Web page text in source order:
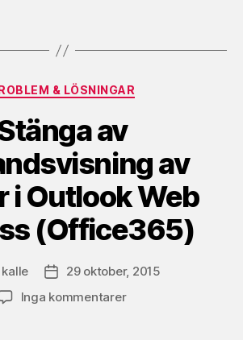
Kategorier
& LÖSNINGAR
av
av
i Outlook Web
(Office365)
kalle Inläggsdatum
29 oktober, 2015
Inga kommentarertill